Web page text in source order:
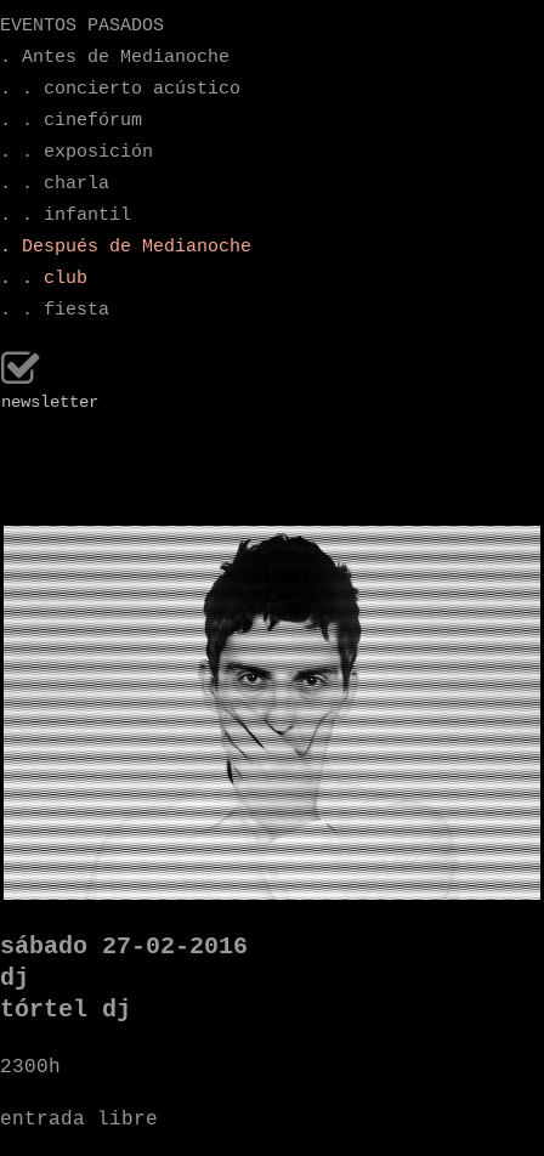
EVENTOS PASADOS
. Antes de Medianoche
. . concierto acústico
. . cinefórum
. . exposición
. . charla
. . infantil
. Después de Medianoche
. . club
. . fiesta
newsletter
sábado 27-02-2016
dj
tórtel dj
2300h
entrada libre